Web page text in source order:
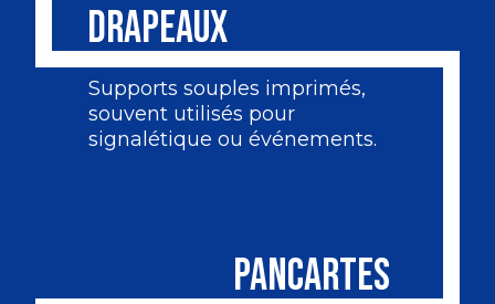
DRAPEAUX
Supports souples imprimés,
souvent utilisés pour
signalétique ou événements.
PANCARTES